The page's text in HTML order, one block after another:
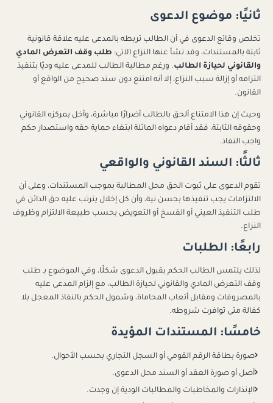
ثانيًا: موضوع الدعوى
تخلص وقائع الدعوى في أن الطالب تربطه بالمدعى عليه علاقة قانونية
ثابتة بالمستندات، وقد نشأ عنها النزاع الآتي: طلب وقف التعرض المادي
والقانوني لحيازة الطالب. ورغم مطالبة الطالب للمدعى عليه وديًا بتنفيذ
التزامه أو إزالة سبب النزاع، إلا أنه امتنع دون سند صحيح من الواقع أو
القانون.
وحيث إن هذا الامتناع ألحق بالطالب أضرارًا مباشرة، وأخل بمركزه القانوني
وحقوقه الثابتة، فقد أقام دعواه الماثلة ابتغاء حماية حقه واستصدار حكم
واجب النفاذ.
ثالثًا: السند القانوني والواقعي
تقوم الدعوى على ثبوت الحق محل المطالبة بموجب المستندات، وعلى أن
الالتزامات يجب تنفيذها بحسن نية، وأن كل إخلال يترتب عليه حق الدائن في
طلب التنفيذ العيني أو الفسخ أو التعويض بحسب طبيعة الالتزام وظروف
النزاع.
رابعًا: الطلبات
لذلك يلتمس الطالب الحكم بقبول الدعوى شكلًا، وفي الموضوع بـ طلب
وقف التعرض المادي والقانوني لحيازة الطالب، مع إلزام المدعى عليه
بالمصروفات ومقابل أتعاب المحاماة، وشمول الحكم بالنفاذ المعجل بلا
كفالة متى توافرت شروطه.
خامسًا: المستندات المؤيدة
صورة بطاقة الرقم القومي أو السجل التجاري بحسب الأحوال.
أصل أو صورة العقد أو السند محل الدعوى.
الإنذارات والمخاطبات والمطالبات الودية إن وجدت.